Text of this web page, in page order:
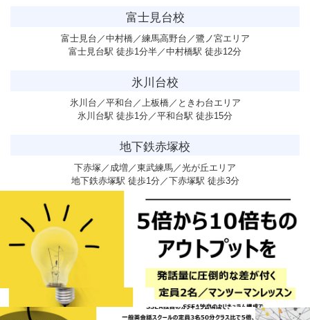
富士見台校
富士見台／中村橋／練馬高野台／鷺ノ宮エリア
富士見台駅 徒歩1分半／中村橋駅 徒歩12分
氷川台校
氷川台／平和台／上板橋／ときわ台エリア
氷川台駅 徒歩1分／平和台駅 徒歩15分
地下鉄赤塚校
下赤塚／成増／東武練馬／光が丘エリア
地下鉄赤塚駅 徒歩1分／下赤塚駅 徒歩3分